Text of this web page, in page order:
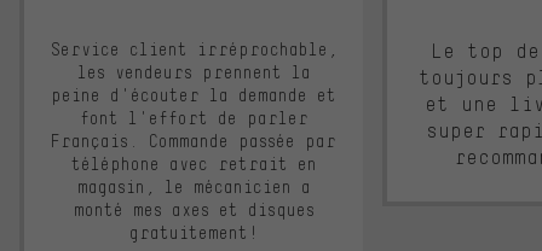
Service client irréprochable,
les vendeurs prennent la
peine d'écouter la demande et
font l'effort de parler
Français. Commande passée par
téléphone avec retrait en
magasin, le mécanicien a
monté mes axes et disques
gratuitement!
Le top
toujours
et une
super